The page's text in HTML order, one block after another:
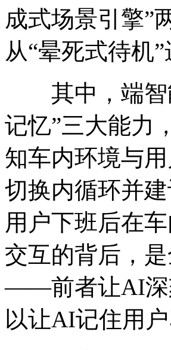
成式场景引擎”
从“晕死式待机
其中，端智
记忆”三大能力
知车内环境与
切换内循环并
用户下班后在
交互的背后，
——前者让AI深
以让AI记住用